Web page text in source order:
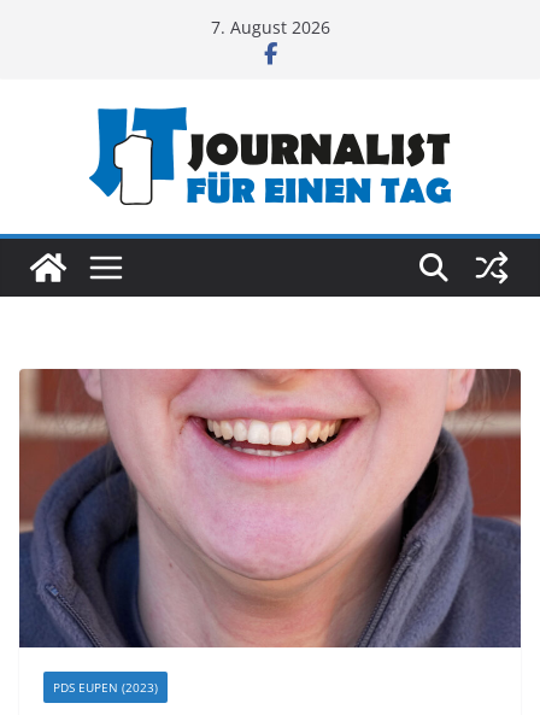
7. August 2026
PDS EUPEN (2023)